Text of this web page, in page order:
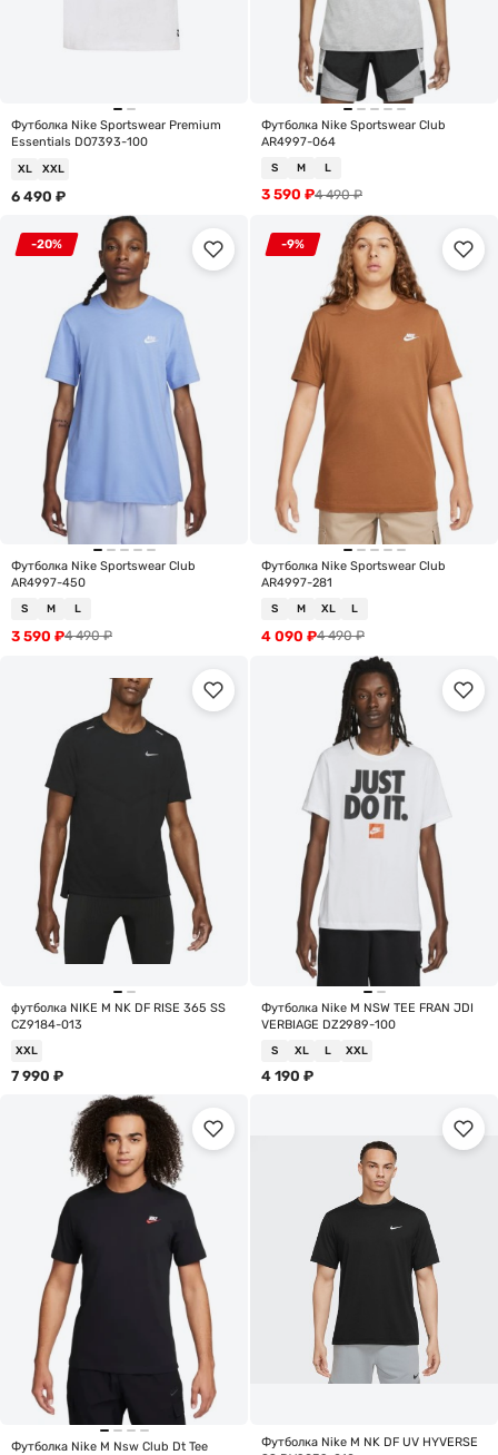
Футболка Nike Sportswear Premium
Essentials DO7393-100
XL XXL
6 490 ₽
Футболка Nike Sportswear Club
AR4997-064
S M L
4 490₽
3 590 ₽
-20%
Футболка Nike Sportswear Club
AR4997-450
S M L
4 490₽
3 590 ₽
-9%
Футболка Nike Sportswear Club
AR4997-281
S M XL L
4 490₽
4 090 ₽
футболка NIKE M NK DF RISE 365 SS
CZ9184-013
XXL
7 990 ₽
Футболка Nike M NSW TEE FRAN JDI
VERBIAGE DZ2989-100
S XL L XXL
4 190 ₽
Футболка Nike M Nsw Club Dt Tee
Футболка Nike M NK DF UV HYVERSE